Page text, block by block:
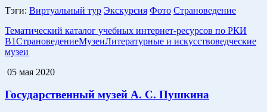
Тэги: Виртуальный тур Экскурсия Фото Страноведение
Тематический каталог учебных интернет-ресурсов по РКИ
B1СтрановедениеМузеиЛитературные и искусствоведческие
музеи
05 мая 2020
Государственный музей А. С. Пушкина